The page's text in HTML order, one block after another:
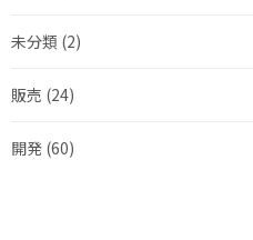
未分類 (2)
販売 (24)
開発 (60)